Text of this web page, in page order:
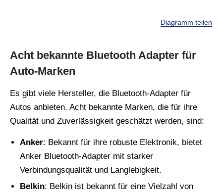
Diagramm teilen
Acht bekannte Bluetooth Adapter für
Auto-Marken
Es gibt viele Hersteller, die Bluetooth-Adapter für
Autos anbieten. Acht bekannte Marken, die für ihre
Qualität und Zuverlässigkeit geschätzt werden, sind:
Anker: Bekannt für ihre robuste Elektronik, bietet
Anker Bluetooth-Adapter mit starker
Verbindungsqualität und Langlebigkeit.
Belkin: Belkin ist bekannt für eine Vielzahl von